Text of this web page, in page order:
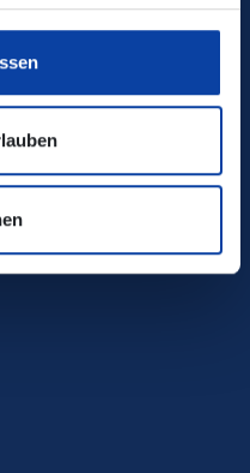
GmbH, Dominik Ketz
GmbH